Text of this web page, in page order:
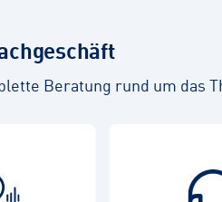
Beratung rund um das